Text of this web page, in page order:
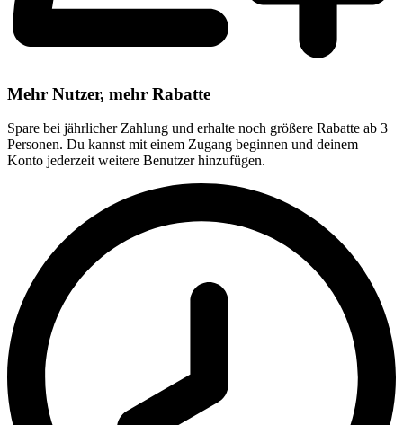
Mehr Nutzer, mehr Rabatte
Spare bei jährlicher Zahlung und erhalte noch größere Rabatte ab 3
Personen. Du kannst mit einem Zugang beginnen und deinem
Konto jederzeit weitere Benutzer hinzufügen.